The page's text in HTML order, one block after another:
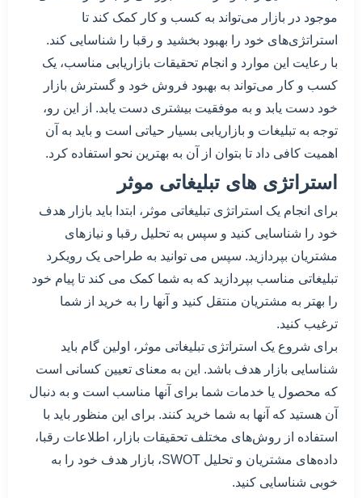
موجود در بازار می‌تواند به کسب و کار کمک کند تا
استراتژی‌های خود را بهبود بخشید و رقبا را شناسایی کند.
با رعایت این موارد و انجام تحقیقات بازاریابی مناسب، یک
کسب و کار می‌تواند به بهبود فروش خود و گسترش بازار
خود دست یابد و به موفقیت بیشتری دست یابد. از این رو،
توجه به تبلیغات و بازاریابی بسیار حیاتی است و باید به آن
اهمیت کافی داد تا بتوان از آن به بهترین نحو استفاده کرد.
استراتژی های تبلیغاتی موثر
برای انجام یک استراتژی تبلیغاتی موثر، ابتدا باید بازار هدف
خود را شناسایی کنید و سپس به تحلیل رقبا و نیازهای
مشتریان بپردازید. سپس می توانید به طراحی یک رویکرد
تبلیغاتی مناسب بپردازید که به شما کمک می کند تا پیام خود
را بهتر به مشتریان منتقل کنید و آنها را به خرید از شما
ترغیب کنید.
برای شروع یک استراتژی تبلیغاتی موثر، اولین گام باید
شناسایی بازار هدف باشد. این به معنای تعیین کسانی است
که محصول یا خدمات شما برای آنها مناسب است و به دنبال
آن هستید که آنها به شما خرید کنند. برای این منظور باید با
استفاده از روش‌های مختلف تحقیقات بازار، اطلاعات رقبا،
داده‌های مشتریان و تحلیل SWOT، بازار هدف خود را به
خوبی شناسایی کنید.